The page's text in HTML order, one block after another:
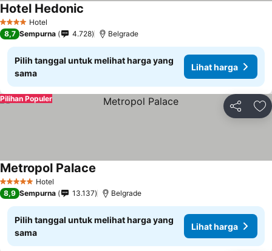
4 BintangHotel
Hotel Hedonic
8,7 Sempurna 4.728 Belgrade
Pilih tanggal untuk melihat harga yang
sama
Lihat harga
Bagikan
Pilihan Populer
5 Bintang Hotel
Metropol Palace
8,9 Sempurna 13.137 Belgrade
Pilih tanggal untuk melihat harga yang
sama
Lihat harga